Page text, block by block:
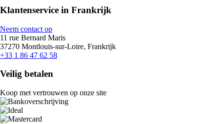
Klantenservice in Frankrijk
Neem contact op
11 rue Bernard Maris
37270 Montlouis-sur-Loire, Frankrijk
+33 1 86 47 62 58
Veilig betalen
Koop met vertrouwen op onze site